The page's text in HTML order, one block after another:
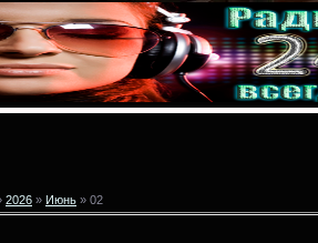
2026 » Июнь » 02